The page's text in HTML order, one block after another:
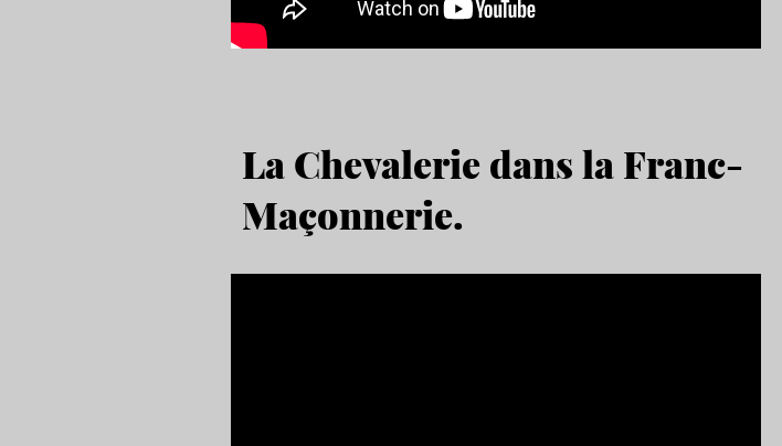
La Chevalerie dans la Franc-
Maçonnerie.